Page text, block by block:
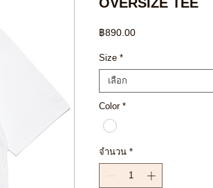
฿890.00ราคา
Size *
เลือก
Color *
จำนวน *